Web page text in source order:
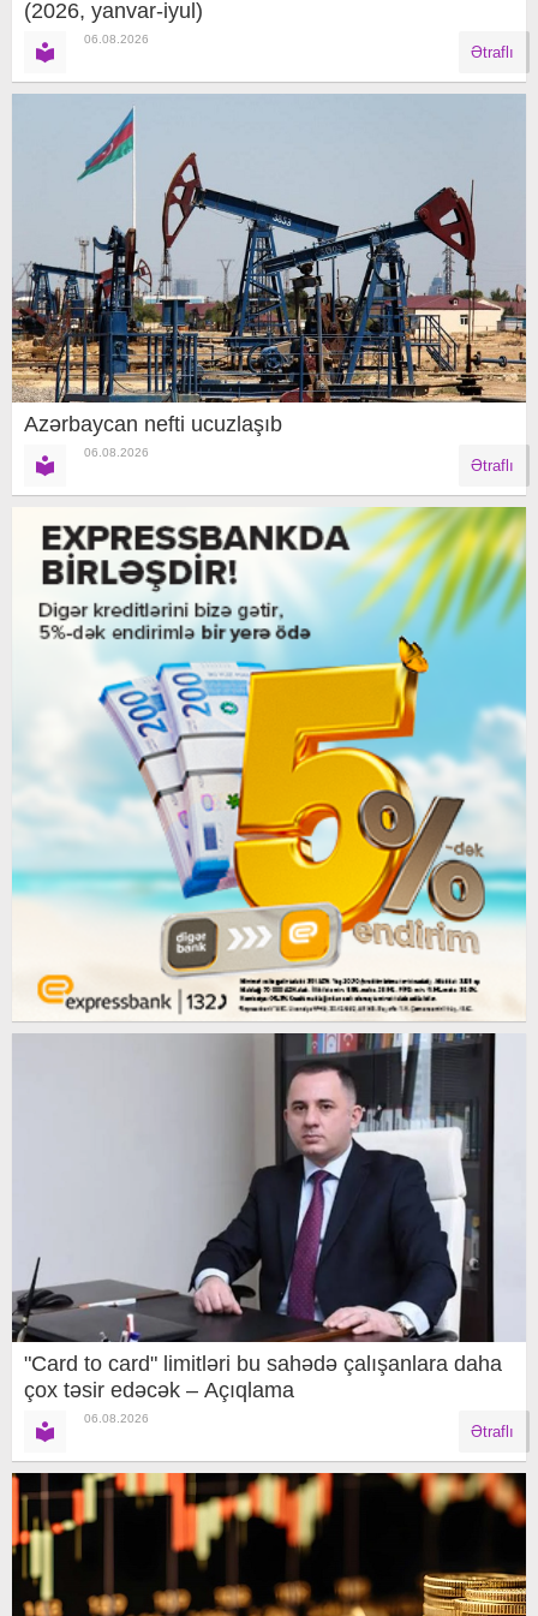
(2026, yanvar-iyul)
06.08.2026
Ətraflı
Azərbaycan nefti ucuzlaşıb
06.08.2026
Ətraflı
"Card to card" limitləri bu sahədə çalışanlara daha
çox təsir edəcək – Açıqlama
06.08.2026
Ətraflı